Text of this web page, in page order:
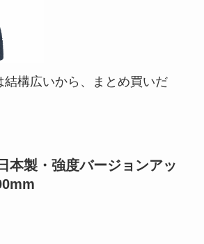
結構広いから、まとめ買いだ
本製・強度バージョンアッ